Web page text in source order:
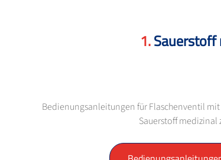
Sauerstoff
Bedienungsanleitungen für Flaschenventil
Sauerstoff